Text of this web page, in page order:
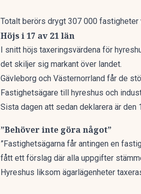
Totalt berörs drygt 307 000
Höjs i 17 av 21 län
I snitt höjs taxeringsvärdena för
det skiljer sig markant över landet.
Gävleborg och Västernorrland får de
Fastighetsägare till hyreshus och
Sista dagen att sedan deklarera är den
”Behöver inte göra något”
”Fastighetsägarna får antingen en
fått ett förslag där alla uppgifter
Hyreshus liksom ägarlägenheter